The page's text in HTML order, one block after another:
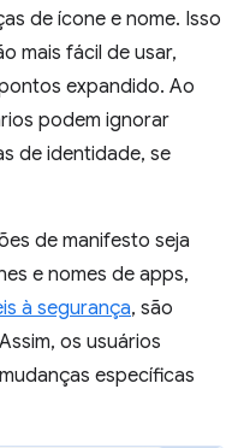
de ícone e nome. Isso
mais fácil de usar,
expandido. Ao
podem ignorar
de identidade, se
de manifesto seja
e nomes de apps,
à segurança, são
os usuários
específicas